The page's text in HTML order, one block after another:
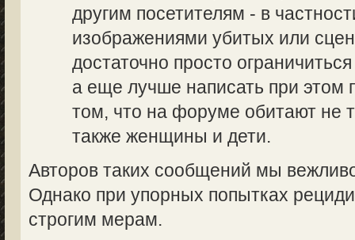
другим посетителям - в
изображениями убитых или
достаточно просто
а еще лучше написать при этом
том, что на форуме обитают не
также женщины и дети.
Авторов таких сообщений мы
Однако при упорных попытках
строгим мерам.